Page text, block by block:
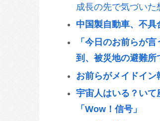
成長の先で気づい
中国製自動車、不
「今日のお前らが
到、被災地の避難所
お前らがメイドイン
宇宙人はいる？いて
「Wow！信号」